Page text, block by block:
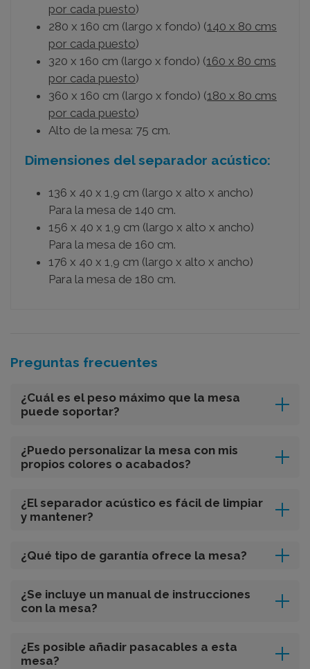
por cada puesto)
280 x 160 cm (largo x fondo) (140 x 80 cms
por cada puesto)
320 x 160 cm (largo x fondo) (160 x 80 cms
por cada puesto)
360 x 160 cm (largo x fondo) (180 x 80 cms
por cada puesto)
Alto de la mesa: 75 cm.
Dimensiones del separador acústico:
136 x 40 x 1,9 cm (largo x alto x ancho)
Para la mesa de 140 cm.
156 x 40 x 1,9 cm (largo x alto x ancho)
Para la mesa de 160 cm.
176 x 40 x 1,9 cm (largo x alto x ancho)
Para la mesa de 180 cm.
Preguntas frecuentes
¿Cuál es el peso máximo que la mesa
puede soportar?
¿Puedo personalizar la mesa con mis
propios colores o acabados?
¿El separador acústico es fácil de limpiar
y mantener?
¿Qué tipo de garantía ofrece la mesa?
¿Se incluye un manual de instrucciones
con la mesa?
¿Es posible añadir pasacables a esta
mesa?